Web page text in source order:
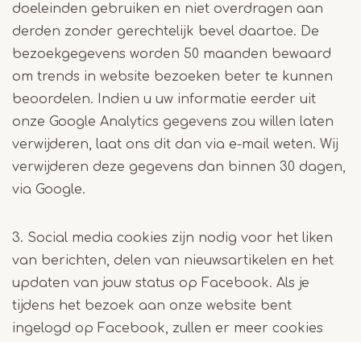
doeleinden gebruiken en niet overdragen aan
derden zonder gerechtelijk bevel daartoe. De
bezoekgegevens worden 50 maanden bewaard
om trends in website bezoeken beter te kunnen
beoordelen. Indien u uw informatie eerder uit
onze Google Analytics gegevens zou willen laten
verwijderen, laat ons dit dan via e-mail weten. Wij
verwijderen deze gegevens dan binnen 30 dagen,
via Google.
3. Social media cookies zijn nodig voor het liken
van berichten, delen van nieuwsartikelen en het
updaten van jouw status op Facebook. Als je
tijdens het bezoek aan onze website bent
ingelogd op Facebook, zullen er meer cookies